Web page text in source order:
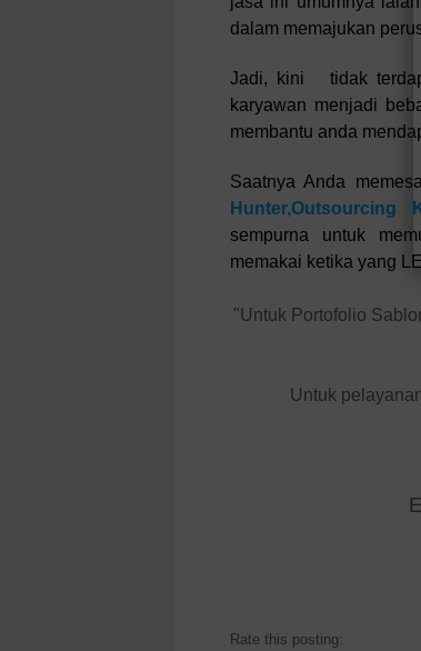
dalam memajukan
Jadi, kini tidak
karyawan menjadi
membantu anda
Saatnya Anda
Hunter,Outsourcing
sempurna untuk
memakai ketika yang
"Untuk Portofolio
Untuk
Rate this posting: